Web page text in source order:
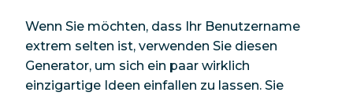
Wenn Sie möchten, dass Ihr Benutzername
extrem selten ist, verwenden Sie diesen
Generator, um sich ein paar wirklich
einzigartige Ideen einfallen zu lassen. Sie